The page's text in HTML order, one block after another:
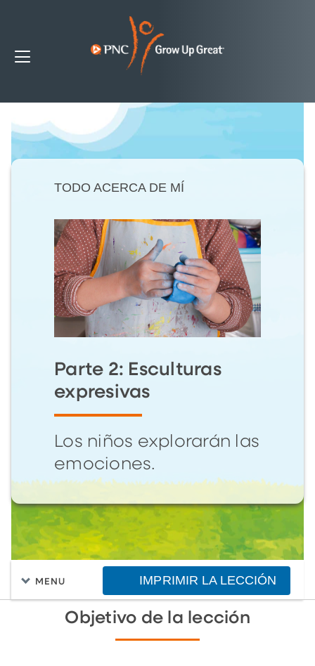
TODO ACERCA DE MÍ
Parte 2: Esculturas
expresivas
Los niños explorarán las
emociones.
MENU IMPRIMIR LA LECCIÓN
Objetivo de la lección